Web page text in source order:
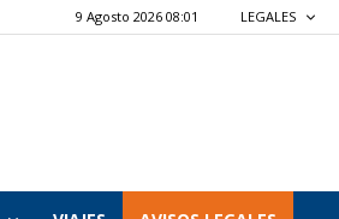
9 Agosto 2026 08:01 LEGALES